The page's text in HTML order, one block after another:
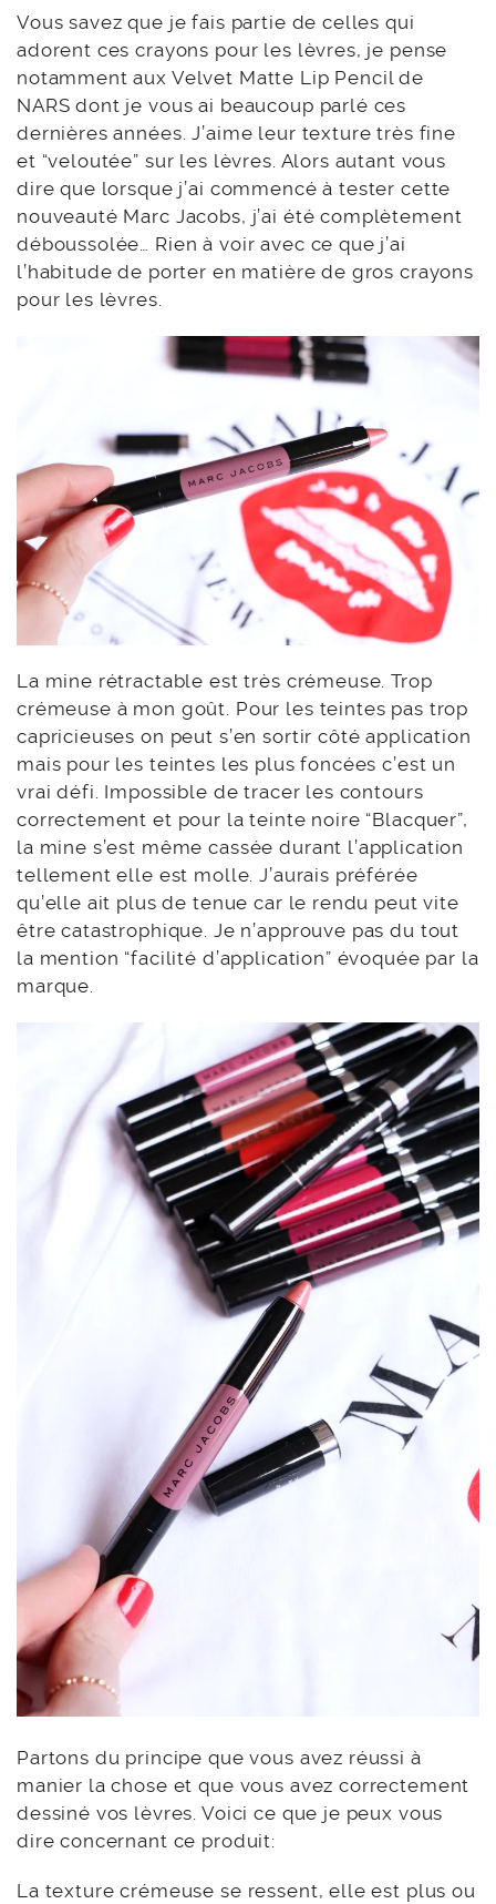
Vous savez que je fais partie de celles qui
adorent ces crayons pour les lèvres, je pense
notamment aux Velvet Matte Lip Pencil de
NARS dont je vous ai beaucoup parlé ces
dernières années. J’aime leur texture très fine
et “veloutée” sur les lèvres. Alors autant vous
dire que lorsque j’ai commencé à tester cette
nouveauté Marc Jacobs, j’ai été complètement
déboussolée… Rien à voir avec ce que j’ai
l’habitude de porter en matière de gros crayons
pour les lèvres.
La mine rétractable est très crémeuse. Trop
crémeuse à mon goût. Pour les teintes pas trop
capricieuses on peut s’en sortir côté application
mais pour les teintes les plus foncées c’est un
vrai défi. Impossible de tracer les contours
correctement et pour la teinte noire “Blacquer”,
la mine s’est même cassée durant l’application
tellement elle est molle. J’aurais préférée
qu’elle ait plus de tenue car le rendu peut vite
être catastrophique. Je n’approuve pas du tout
la mention “facilité d’application” évoquée par la
marque.
Partons du principe que vous avez réussi à
manier la chose et que vous avez correctement
dessiné vos lèvres. Voici ce que je peux vous
dire concernant ce produit:
La texture crémeuse se ressent, elle est plus ou